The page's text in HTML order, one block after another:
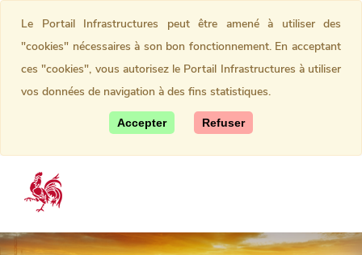
Le Portail Infrastructures peut être amené à utiliser des
"cookies" nécessaires à son bon fonctionnement. En acceptant
ces "cookies", vous autorisez le Portail Infrastructures à utiliser
vos données de navigation à des fins statistiques.
Accepter Refuser